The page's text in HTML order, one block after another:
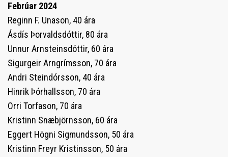
Febrúar 2024
Reginn F. Unason, 40 ára
Ásdís Þorvaldsdóttir, 80 ára
Unnur Arnsteinsdóttir, 60 ára
Sigurgeir Arngrímsson, 70 ára
Andri Steindórsson, 40 ára
Hinrik Þórhallsson, 70 ára
Orri Torfason, 70 ára
Kristinn Snæbjörnsson, 60 ára
Eggert Högni Sigmundsson, 50 ára
Kristinn Freyr Kristinsson, 50 ára